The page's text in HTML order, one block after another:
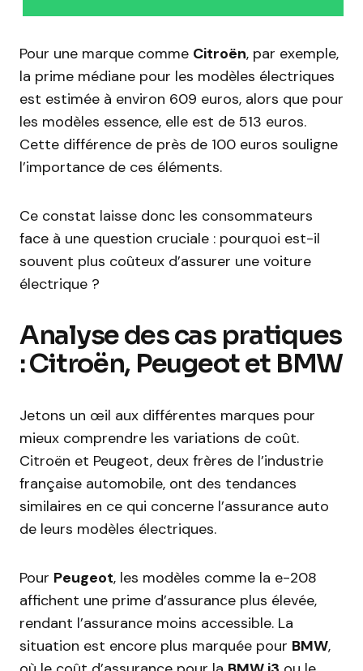
Pour une marque comme Citroën, par exemple,
la prime médiane pour les modèles électriques
est estimée à environ 609 euros, alors que pour
les modèles essence, elle est de 513 euros.
Cette différence de près de 100 euros souligne
l’importance de ces éléments.
Ce constat laisse donc les consommateurs
face à une question cruciale : pourquoi est-il
souvent plus coûteux d’assurer une voiture
électrique ?
Analyse des cas pratiques
: Citroën, Peugeot et BMW
Jetons un œil aux différentes marques pour
mieux comprendre les variations de coût.
Citroën et Peugeot, deux frères de l’industrie
française automobile, ont des tendances
similaires en ce qui concerne l’assurance auto
de leurs modèles électriques.
Pour Peugeot, les modèles comme la e-208
affichent une prime d’assurance plus élevée,
rendant l’assurance moins accessible. La
situation est encore plus marquée pour BMW,